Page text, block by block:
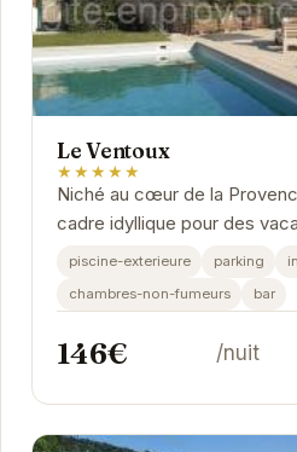
Le Ventoux
★★★★★
Niché au cœur de la
cadre idyllique pour des
Avec sa piscine extérieure,
piscine-exterieure parking
chambres-non-fumeurs
bar
146€ /nuit